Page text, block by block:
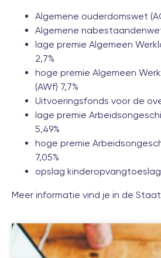
Algemene ouderdomswet
Algemene nabestaandenwet
lage premie Algemeen
2,7%
hoge premie Algemeen
(AWf) 7,7%
Uitvoeringsfonds voor de
lage premie
5,49%
hoge premie
7,05%
opslag kinderopvangtoeslag
Meer informatie vind je in de